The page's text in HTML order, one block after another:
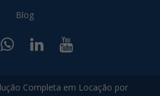
Blog
Completa em Locação por